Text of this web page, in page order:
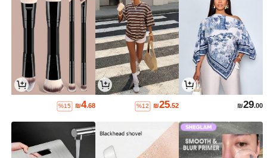
₪29.00
₪25.52
%12
₪4.68
%15